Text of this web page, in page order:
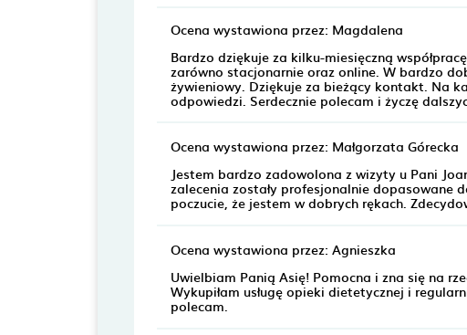
Ocena wystawiona przez: Magdalena
Bardzo dziękuje za kilku-miesięczną
zarówno stacjonarnie oraz online. W bardzo
żywieniowy. Dziękuje za bieżący kontakt. Na
odpowiedzi. Serdecznie polecam i życzę
Ocena wystawiona przez: Małgorzata Górecka
Jestem bardzo zadowolona z wizyty u Pani
zalecenia zostały profesjonalnie dopasowane
poczucie, że jestem w dobrych rękach.
Ocena wystawiona przez: Agnieszka
Uwielbiam Panią Asię! Pomocna i zna się na
Wykupiłam usługę opieki dietetycznej i
polecam.